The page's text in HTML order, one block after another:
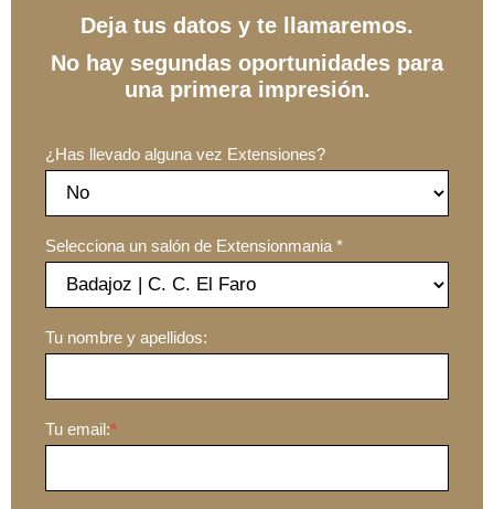
Deja tus datos y te llamaremos.
No hay segundas oportunidades para
una primera impresión.
¿Has llevado alguna vez Extensiones?
Selecciona un salón de Extensionmania *
Tu nombre y apellidos:
Tu email:*